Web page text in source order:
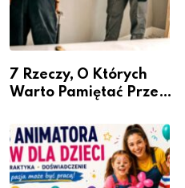
7 Rzeczy, O Których
Warto Pamiętać Przed